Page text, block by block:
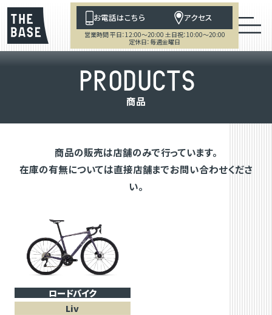
お電話はこちら アクセス
営業時間 平日：12:00～20:00 土日祝：10:00～20:00
定休日：毎週金曜日
PRODUCTS
商品
商品の販売は店舗のみで行っています。
在庫の有無については直接店舗までお問い合わせくださ
い。
ロードバイク
Liv